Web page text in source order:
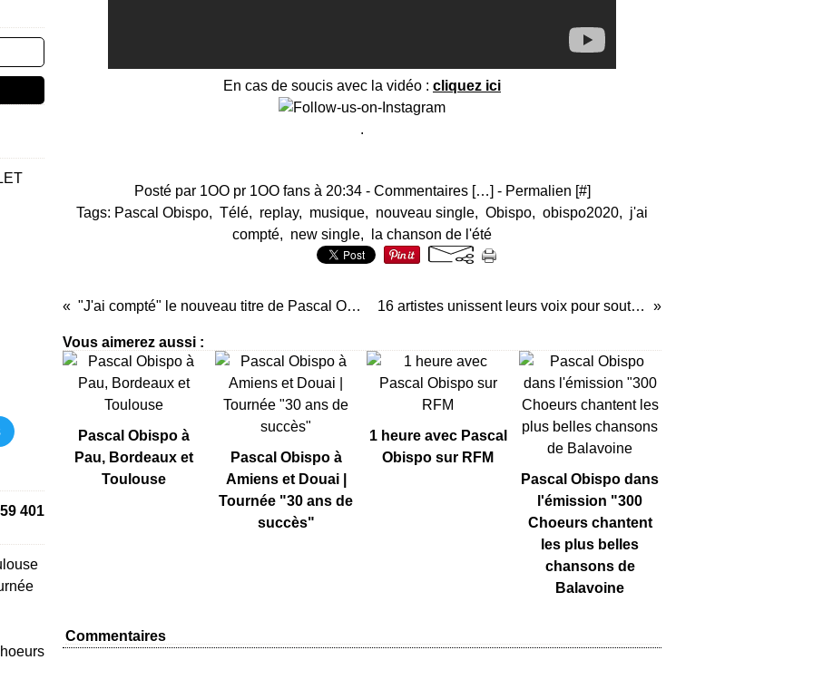
401
En cas de soucis avec la vidéo : cliquez ici
.
Posté par 1OO pr 1OO fans à 20:34 - Commentaires […] - Permalien [#]
Tags: Pascal Obispo, Télé, replay, musique, nouveau single, Obispo, obispo2020, j'ai
compté, new single, la chanson de l'été
"J'ai compté" le nouveau titre de Pascal Obispo dans "Laissez vous tenter" sur RTL 16 artistes unissent leurs voix pour soutenir la Fondation Recherche Alzheimer
Vous aimerez aussi :
Pascal Obispo à
Pau, Bordeaux et
Toulouse
Pascal Obispo à
Amiens et Douai |
Tournée "30 ans de
succès"
1 heure avec Pascal
Obispo sur RFM
Pascal Obispo dans
l'émission "300
Choeurs chantent
les plus belles
chansons de
Balavoine
Commentaires